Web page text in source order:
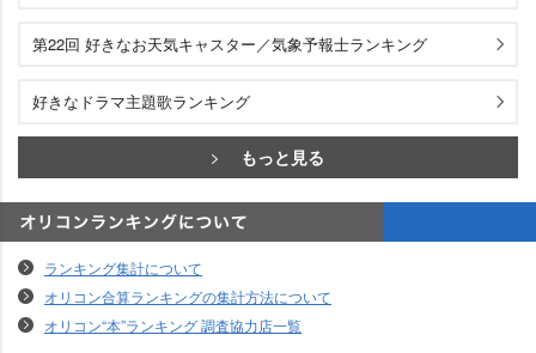
第22回 好きなお天気キャスター／気象予報士ランキング
好きなドラマ主題歌ランキング
もっと見る
ランキング集計について
オリコン合算ランキングの集計方法について
オリコン“本”ランキング 調査協力店一覧